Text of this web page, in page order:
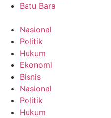
Batu Bara
Nasional
Politik
Hukum
Ekonomi
Bisnis
Nasional
Politik
Hukum